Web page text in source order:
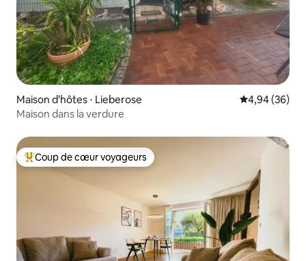
Maison d'hôtes ⋅ Lieberose Évaluation
4,94 (36)
Maison dans la verdure
Coups de cœur voyageurs les plus appréciés
Coup de cœur voyageurs